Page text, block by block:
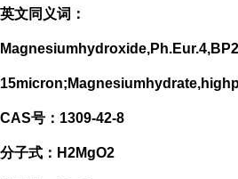
英文同义词：
CAS号：1309-42-8
分子式：H2MgO2